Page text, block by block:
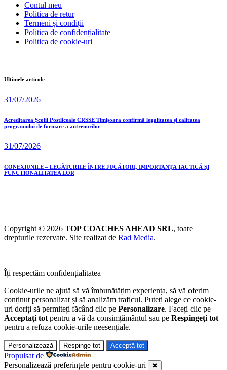
Contul meu
Politica de retur
Termeni și condiții
Politica de confidențialitate
Politica de cookie-uri
Ultimele articole
31/07/2026
Acreditarea Școlii Postliceale CRSSE Timișoara confirmă legalitatea și calitatea
programului de formare a antrenorilor
31/07/2026
CONEXIUNILE – LEGĂTURILE ÎNTRE JUCĂTORI, IMPORTANȚA TACTICĂ ȘI
FUNCȚIONALITATEA LOR
Copyright © 2026 TOP COACHES AHEAD SRL, toate
drepturile rezervate. Site realizat de Rad Media.
Îți respectăm confidențialitatea
Cookie-urile ne ajută să vă îmbunătățim experiența, să vă oferim
conținut personalizat și să analizăm traficul. Puteți alege ce cookie-
uri doriți să permiteți făcând clic pe Personalizare. Faceți clic pe
Acceptați tot pentru a vă da consimțământul sau pe Respingeți tot
pentru a refuza cookie-urile neesențiale.
Personalizează Respinge tot Acceptă tot
Propulsat de
Personalizează preferințele pentru cookie-uri
✖